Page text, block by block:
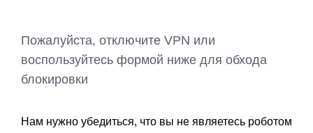
Пожалуйста, отключите VPN или
воспользуйтесь формой ниже для обхода
блокировки
Нам нужно убедиться, что вы не являетесь роботом